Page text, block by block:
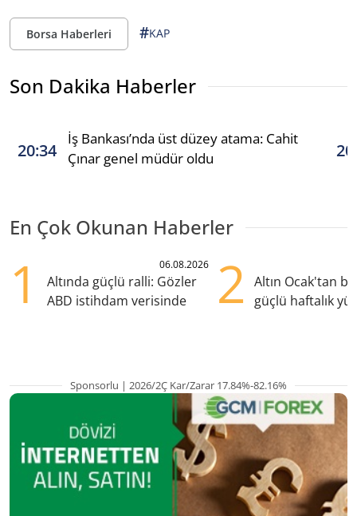
Borsa Haberleri #KAP
Son Dakika Haberler
20:34
İş Bankası’nda üst düzey atama: Cahit
Çınar genel müdür oldu
En Çok Okunan Haberler
1 06.08.2026
Altında güçlü ralli: Gözler
ABD istihdam verisinde
2
Altın Ocak'tan
güçlü haftalık
Sponsorlu | 2026/2Ç Kar/Zarar 17.84%-82.16%